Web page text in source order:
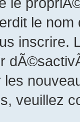
le
inscrire.
veuillez